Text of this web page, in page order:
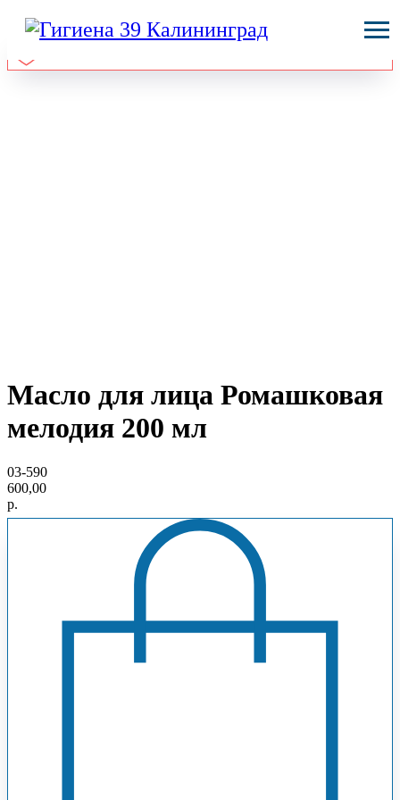
Масло для лица Ромашковая
мелодия 200 мл
03-590
600,00
р.